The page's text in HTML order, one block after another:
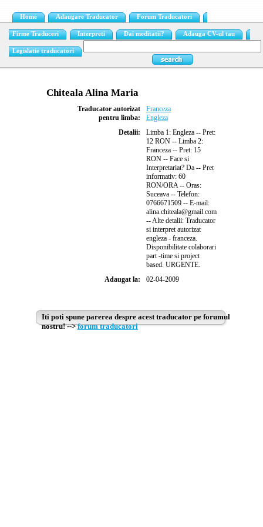
Home Adaugare Traducator Forum Traducatori
Firme Traduceri Interpreti Dai meditatii? Adauga CV-ul tau
Legislatie traducatori
Chiteala Alina Maria
Traducator autorizat
pentru limba:
Franceza
Engleza
Detalii:
Limba 1: Engleza -- Pret:
12 RON -- Limba 2:
Franceza -- Pret: 15
RON -- Face si
Interpretariat? Da -- Pret
informativ: 60
RON/ORA -- Oras:
Suceava -- Telefon:
0766671509 -- E-mail:
alina.chiteala@gmail.com
-- Alte detalii: Traducator
si interpret autorizat
engleza - franceza.
Disponibilitate colaborari
part -time si project
based. URGENTE.
Adaugat la:
02-04-2009
Iti poti spune parerea despre acest traducator pe forumul
nostru! -->forum traducatori